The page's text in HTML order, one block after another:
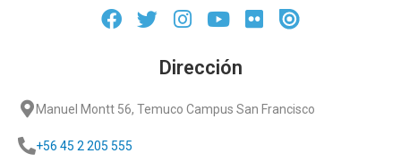
Dirección
Manuel Montt 56, Temuco Campus San Francisco
+56 45 2 205 555